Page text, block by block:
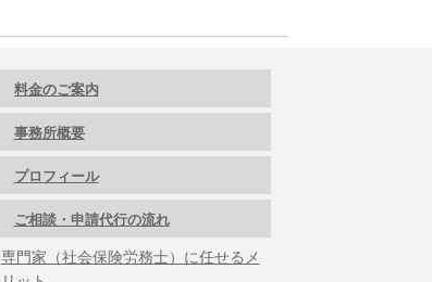
料金のご案内
事務所概要
プロフィール
ご相談・申請代行の流れ
専門家（社会保険労務士）に任せるメ